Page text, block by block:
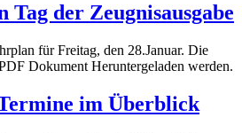
der Zeugnisausgabe
für Freitag, den 28.Januar. Die
Dokument Heruntergeladen werden.
im Überblick